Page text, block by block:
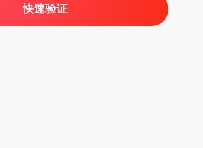
快速验证